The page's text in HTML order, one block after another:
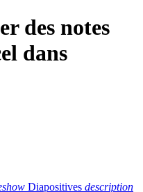
des notes
dans
Diapositives description